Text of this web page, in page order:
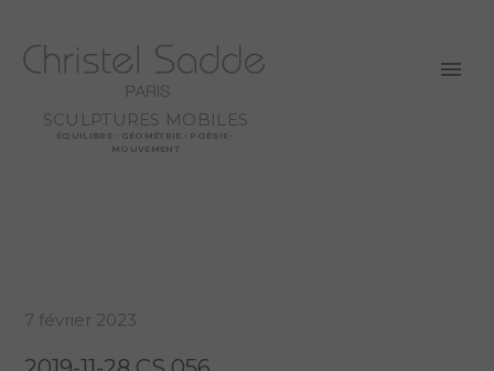
SCULPTURES MOBILES
ÉQUILIBRE - GÉOMÉTRIE - POÉSIE -
MOUVEMENT
7 février 2023